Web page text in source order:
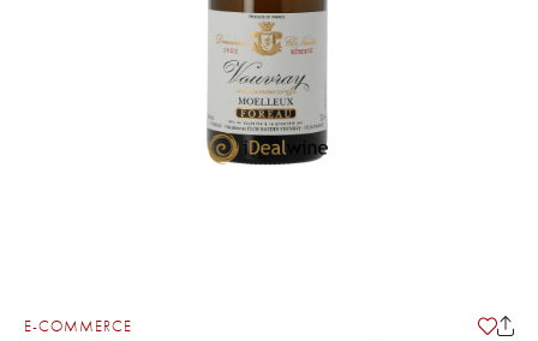
E-COMMERCE